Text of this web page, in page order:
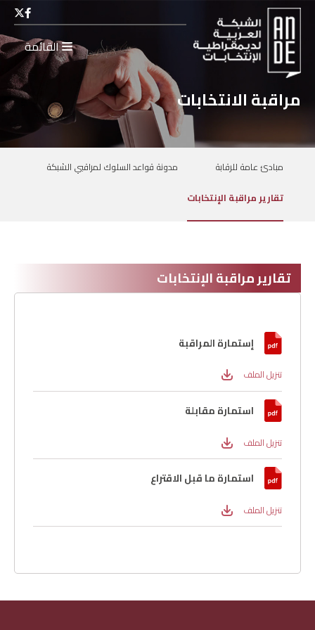
القائمة
مراقبة الانتخابات
مبادئ عامة للرقابة
مدونة قواعد السلوك لمراقبي الشبكة
تقارير مراقبة الإنتخابات
تقارير مراقبة الإنتخابات
إستمارة المراقبة
تنزيل الملف
استمارة مقابلة
تنزيل الملف
استمارة ما قبل الاقتراع
تنزيل الملف